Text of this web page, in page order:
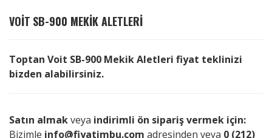
VOIT SB-900 MEKIK ALETLERI
Toptan Voit SB-900 Mekik Aletleri fiyat teklinizi
bizden alabilirsiniz.
Satın almakveya indirimli ön sipariş vermek için:
Bizimle info@fiyatimbu.com adresinden veya 0 (212)